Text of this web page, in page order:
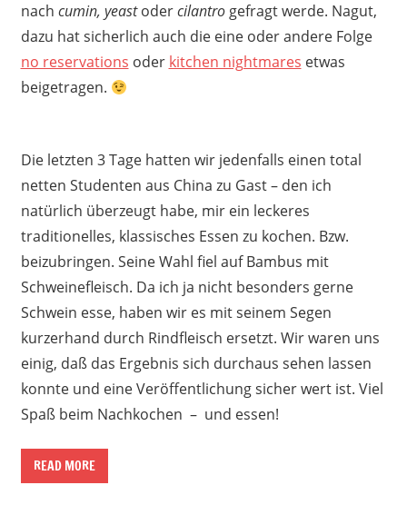
nach cumin, yeastodercilantrogefragt werde. Nagut,
dazu hat sicherlich auch die eine oder andere Folge
no reservations oder kitchen nightmares etwas
beigetragen.
Die letzten 3 Tage hatten wir jedenfalls einen total
netten Studenten aus China zu Gast – den ich
natürlich überzeugt habe, mir ein leckeres
traditionelles, klassisches Essen zu kochen. Bzw.
beizubringen. Seine Wahl fiel auf Bambus mit
Schweinefleisch. Da ich ja nicht besonders gerne
Schwein esse, haben wir es mit seinem Segen
kurzerhand durch Rindfleisch ersetzt. Wir waren uns
einig, daß das Ergebnis sich durchaus sehen lassen
konnte und eine Veröffentlichung sicher wert ist. Viel
Spaß beim Nachkochen – und essen!
READ MORE